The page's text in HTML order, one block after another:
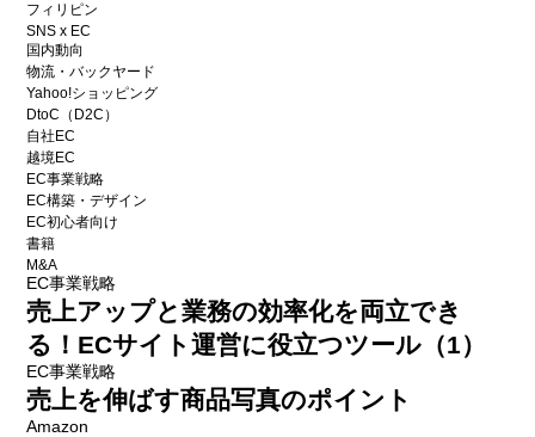
フィリピン
SNS x EC
国内動向
物流・バックヤード
Yahoo!ショッピング
DtoC（D2C）
自社EC
越境EC
EC事業戦略
EC構築・デザイン
EC初心者向け
書籍
M&A
EC事業戦略
売上アップと業務の効率化を両立でき
る！ECサイト運営に役立つツール（1）
EC事業戦略
売上を伸ばす商品写真のポイント
Amazon